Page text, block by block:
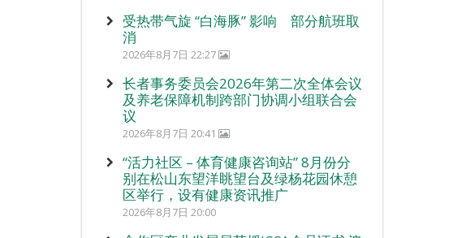
受热带气旋 “白海豚” 影响 部分航班取
消
2026年8月7日 22:27
长者事务委员会2026年第二次全体会议
及养老保障机制跨部门协调小组联合会
议
2026年8月7日 20:41
“活力社区 – 体育健康咨询站” 8月份分
别在松山东望洋眺望台及绿杨花园休憩
区举行，设有健康资讯推广
2026年8月7日 20:00